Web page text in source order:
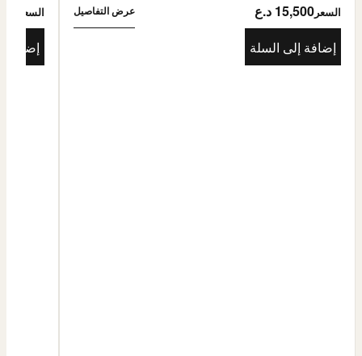
السعر 15,500 د.ع عرض التفاصيل
إضافة إلى السلة
السعر
إضافة